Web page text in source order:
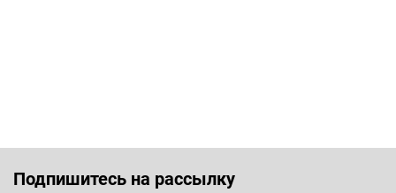
Подпишитесь на рассылку